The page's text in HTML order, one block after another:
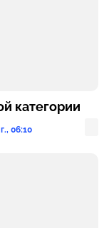
категории
06:10